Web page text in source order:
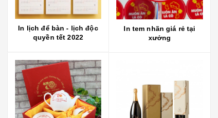
In lịch để bàn - lịch độc
quyền tết 2022
In tem nhãn giá rẻ tại
xưởng